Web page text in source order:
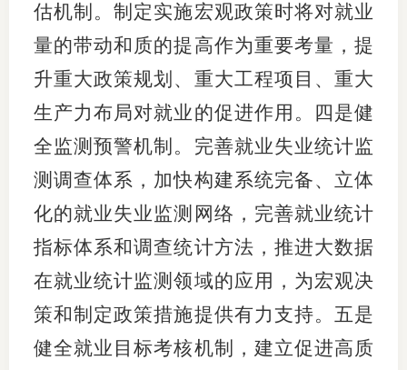
估机制。制定实施宏观政策时将对就业
量的带动和质的提高作为重要考量，提
升重大政策规划、重大工程项目、重大
生产力布局对就业的促进作用。四是健
全监测预警机制。完善就业失业统计监
测调查体系，加快构建系统完备、立体
化的就业失业监测网络，完善就业统计
指标体系和调查统计方法，推进大数据
在就业统计监测领域的应用，为宏观决
策和制定政策措施提供有力支持。五是
健全就业目标考核机制，建立促进高质